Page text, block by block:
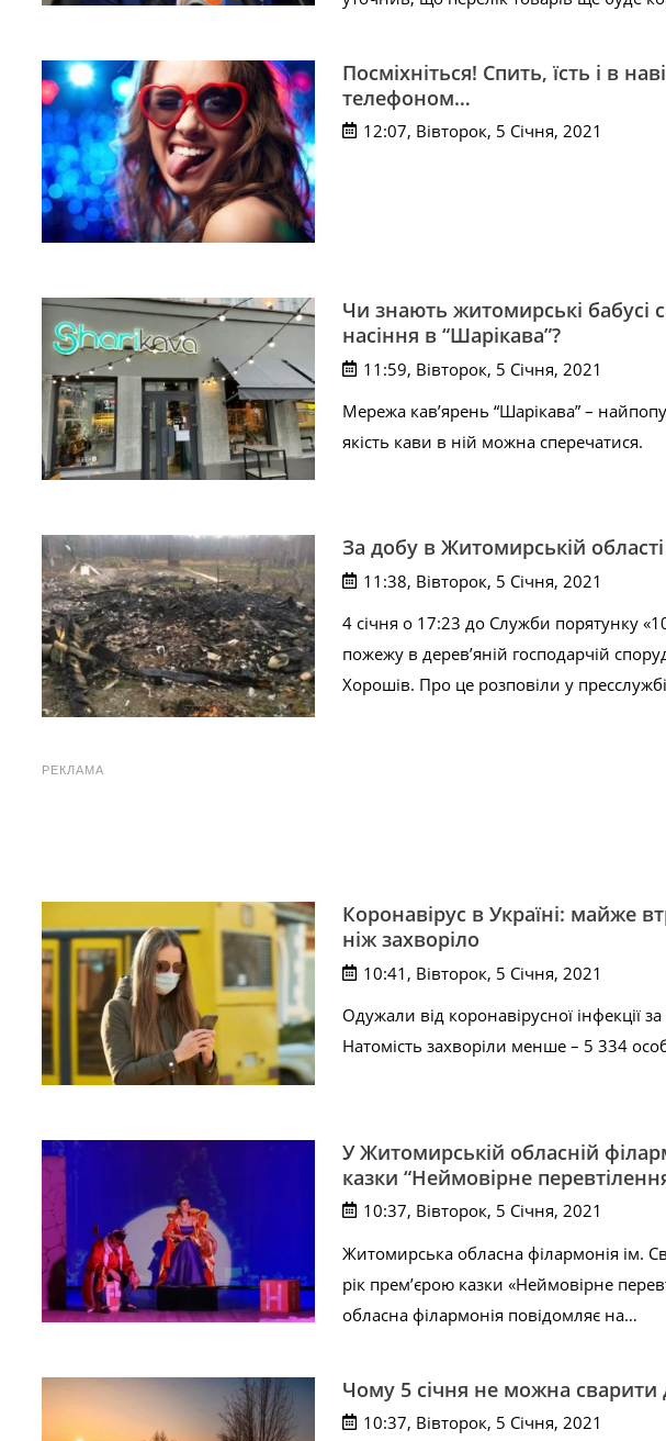
Посміхніться! Спить, їсть і в
телефоном…
12:07, Вівторок, 5 Січня, 2021
Чи знають житомирські бабусі
насіння в “Шарікава”?
11:59, Вівторок, 5 Січня, 2021
Мережа кав’ярень “Шарікава” –
якість кави в ній можна сперечатися.
За добу в Житомирській області
11:38, Вівторок, 5 Січня, 2021
4 січня о 17:23 до Служби порятунку
пожежу в дерев’яній господарчій
Хорошів. Про це розповіли у
РЕКЛАМА
Коронавірус в Україні: майже
ніж захворіло
10:41, Вівторок, 5 Січня, 2021
Одужали від коронавірусної інфекції
Натомість захворіли менше – 5 334
У Житомирській обласній
казки “Неймовірне
10:37, Вівторок, 5 Січня, 2021
Житомирська обласна філармонія ім.
рік прем’єрою казки «Неймовірне
обласна філармонія повідомляє на…
Чому 5 січня не можна сварити
10:37, Вівторок, 5 Січня, 2021